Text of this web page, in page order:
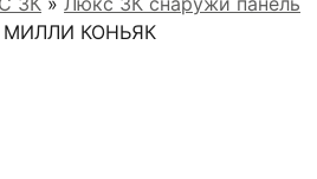
МИЛЛИ КОНЬЯК